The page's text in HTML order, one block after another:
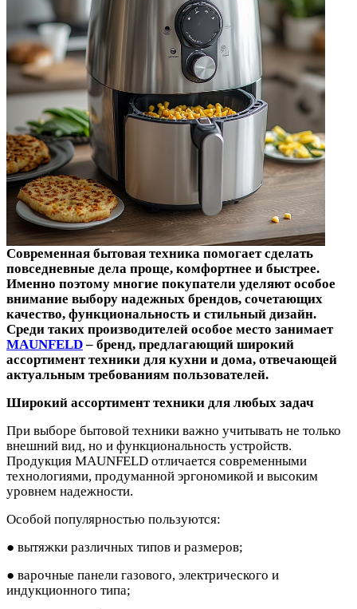
Современная бытовая техника помогает сделать
повседневные дела проще, комфортнее и быстрее.
Именно поэтому многие покупатели уделяют особое
внимание выбору надежных брендов, сочетающих
качество, функциональность и стильный дизайн.
Среди таких производителей особое место занимает
MAUNFELD– бренд, предлагающий широкий
ассортимент техники для кухни и дома, отвечающей
актуальным требованиям пользователей.
Широкий ассортимент техники для любых задач
При выборе бытовой техники важно учитывать не только
внешний вид, но и функциональность устройств.
Продукция MAUNFELD отличается современными
технологиями, продуманной эргономикой и высоким
уровнем надежности.
Особой популярностью пользуются:
● вытяжки различных типов и размеров;
● варочные панели газового, электрического и
индукционного типа;